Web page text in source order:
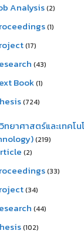
Analysis(2)
(1)
(17)
(43)
Book(1)
(724)
ยาศาสตร์และเทคโ
(219)
(2)
(33)
(34)
(44)
(102)